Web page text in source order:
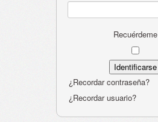
Recuérdeme
¿Recordar contraseña?
¿Recordar usuario?